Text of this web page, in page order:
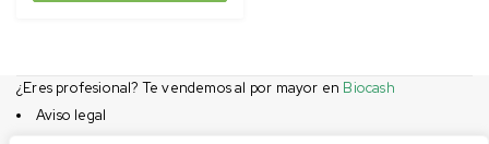
¿Eres profesional? Te vendemos al por mayor en Biocash
Aviso legal